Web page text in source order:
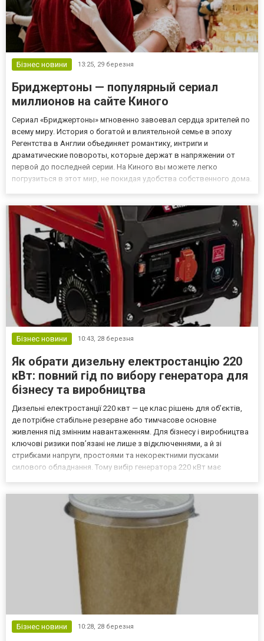
Бізнес новини 13:25, 29 березня
Бриджертоны — популярный сериал
миллионов на сайте Киного
Сериал «Бриджертоны» мгновенно завоевал сердца зрителей по
всему миру. История о богатой и влиятельной семье в эпоху
Регентства в Англии объединяет романтику, интриги и
драматические повороты, которые держат в напряжении от
первой до последней серии. На Киного вы можете легко
погрузиться в этот мир, не покидая удобства собственного дома.
амбици...
Бізнес новини 10:43, 28 березня
Як обрати дизельну електростанцію 220
кВт: повний гід по вибору генератора для
бізнесу та виробництва
Дизельні електростанції 220 квт — це клас рішень для об’єктів,
де потрібне стабільне резервне або тимчасове основне
живлення під змінним навантаженням. Для бізнесу і виробництва
ключові ризики пов’язані не лише з відключеннями, а й зі
стрибками напруги, простоями та некоректними пусками
силового обладнання. Тому вибір генератора 220 кВт має
Бізнес новини 10:28, 28 березня